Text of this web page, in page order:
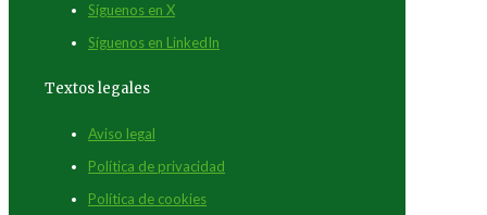
Síguenos en X
Síguenos en LinkedIn
Textos legales
Aviso legal
Política de privacidad
Política de cookies